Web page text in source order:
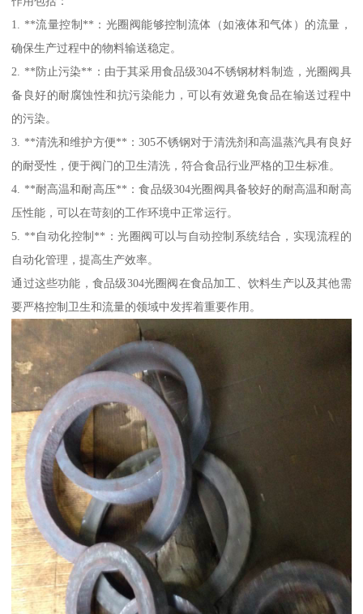
1. **流量控制**：光圈阀能够控制流体（如液体和气体）的流量，
确保生产过程中的物料输送稳定。
2. **防止污染**：由于其采用食品级304不锈钢材料制造，光圈阀具
备良好的耐腐蚀性和抗污染能力，可以有效避免食品在输送过程中
的污染。
3. **清洗和维护方便**：305不锈钢对于清洗剂和高温蒸汽具有良好
的耐受性，便于阀门的卫生清洗，符合食品行业严格的卫生标准。
4. **耐高温和耐高压**：食品级304光圈阀具备较好的耐高温和耐高
压性能，可以在苛刻的工作环境中正常运行。
5. **自动化控制**：光圈阀可以与自动控制系统结合，实现流程的
自动化管理，提高生产效率。
通过这些功能，食品级304光圈阀在食品加工、饮料生产以及其他需
要严格控制卫生和流量的领域中发挥着重要作用。